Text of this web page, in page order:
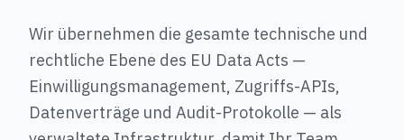
Wir übernehmen die gesamte technische und
rechtliche Ebene des EU Data Acts —
Einwilligungsmanagement, Zugriffs-APIs,
Datenverträge und Audit-Protokolle — als